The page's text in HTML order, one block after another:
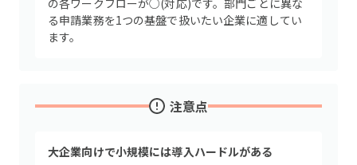
の各ワークフローが○(対応)です。部門ごとに異な
る申請業務を1つの基盤で扱いたい企業に適してい
ます。
注意点
大企業向けで小規模には導入ハードルがある